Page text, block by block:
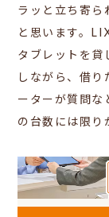
ラッと立ち寄
と思います。
タブレットを
しながら、借
ーターが質問な
の台数には限り